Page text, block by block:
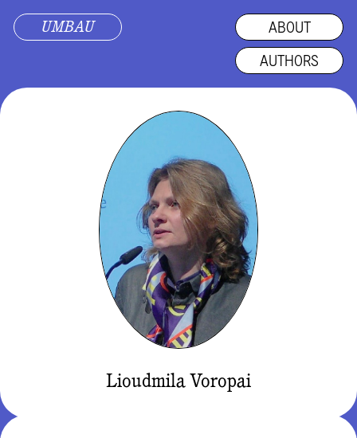
UMBAU
ABOUT
AUTHORS
Lioudmila Voropai